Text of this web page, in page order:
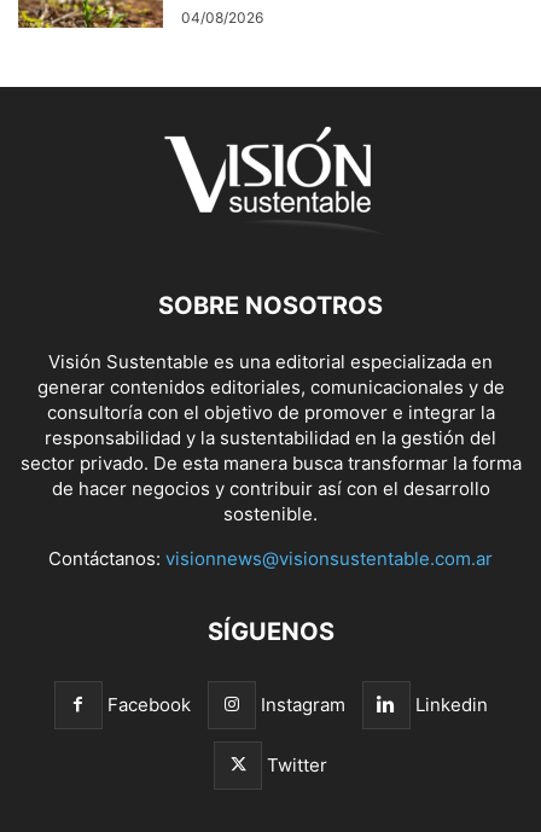
04/08/2026
SOBRE NOSOTROS
Visión Sustentable es una editorial especializada en
generar contenidos editoriales, comunicacionales y de
consultoría con el objetivo de promover e integrar la
responsabilidad y la sustentabilidad en la gestión del
sector privado. De esta manera busca transformar la forma
de hacer negocios y contribuir así con el desarrollo
sostenible.
Contáctanos: visionnews@visionsustentable.com.ar
SÍGUENOS
Facebook Instagram Linkedin
Twitter